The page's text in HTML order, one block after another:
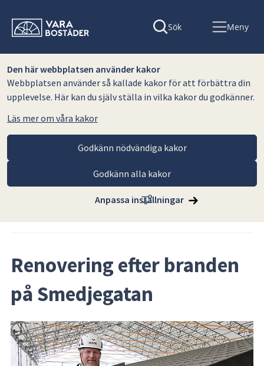
Den här webbplatsen använder kakor
Webbplatsen använder så kallade kakor för att förbättra din
upplevelse. Här kan du själv ställa in vilka kakor du godkänner.
Läs mer om våra kakor
Godkänn nödvändiga kakor
Godkänn alla kakor
Anpassa inställningar
Sök Meny
Vara Bostäder AB Nyhetsarkiv Vara Bostäder AB
Renovering efter branden
på Smedjegatan